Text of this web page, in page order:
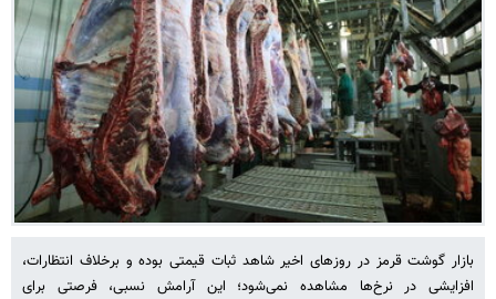
بازار گوشت قرمز در روزهای اخیر شاهد ثبات قیمتی بوده و برخلاف انتظارات،
افزایشی در نرخ‌ها مشاهده نمی‌شود؛ این آرامش نسبی، فرصتی برای